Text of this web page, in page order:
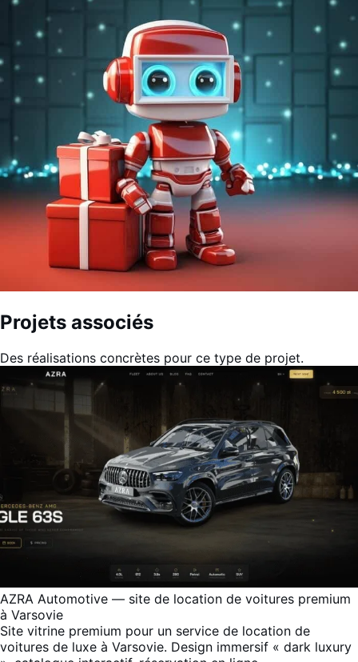
Projets associés
Des réalisations concrètes pour ce type de projet.
AZRA Automotive — site de location de voitures premium
à Varsovie
Site vitrine premium pour un service de location de
voitures de luxe à Varsovie. Design immersif « dark luxury